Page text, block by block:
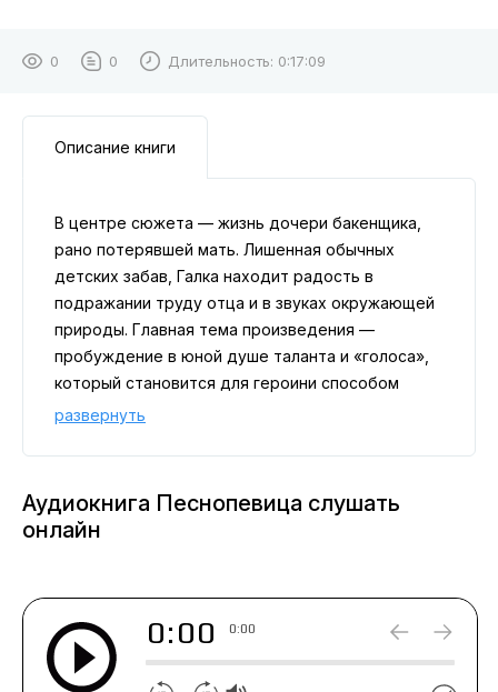
0 0 Длительность: 0:17:09
Описание книги
В центре сюжета — жизнь дочери бакенщика,
рано потерявшей мать. Лишенная обычных
детских забав, Галка находит радость в
подражании труду отца и в звуках окружающей
природы. Главная тема произведения —
пробуждение в юной душе таланта и «голоса»,
который становится для героини способом
осмыслить мир и справиться с одиночеством.
обстоятельств и близости к природе рождается
человеческой души.
развернуть
Аудиокнига Песнопевица слушать
онлайн
0:00 0:00